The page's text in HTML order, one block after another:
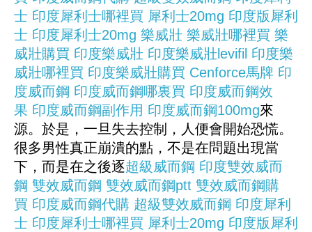
士 印度犀利士哪裡買 犀利士20mg 印度版犀利
士 印度犀利士20mg 樂威壯 樂威壯哪裡買 樂
威壯購買 印度樂威壯 印度樂威壯levifil 印度樂
威壯哪裡買 印度樂威壯購買 Cenforce馬牌 印
度威而鋼 印度威而鋼哪裏買 印度威而鋼效
果 印度威而鋼副作用 印度威而鋼100mg來
源。於是，一旦失去控制，人便會開始恐慌。
很多男性真正崩潰的點，不是在問題出現當
下，而是在之後逐超級威而鋼 印度雙效威而
鋼 雙效威而鋼 雙效威而鋼ptt 雙效威而鋼購
買 印度威而鋼代購 超級雙效威而鋼 印度犀利
士 印度犀利士哪裡買 犀利士20mg 印度版犀利